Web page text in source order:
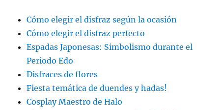
Cómo elegir el disfraz según la ocasión
Cómo elegir el disfraz perfecto
Espadas Japonesas: Simbolismo durante el
Periodo Edo
Disfraces de flores
Fiesta temática de duendes y hadas!
Cosplay Maestro de Halo